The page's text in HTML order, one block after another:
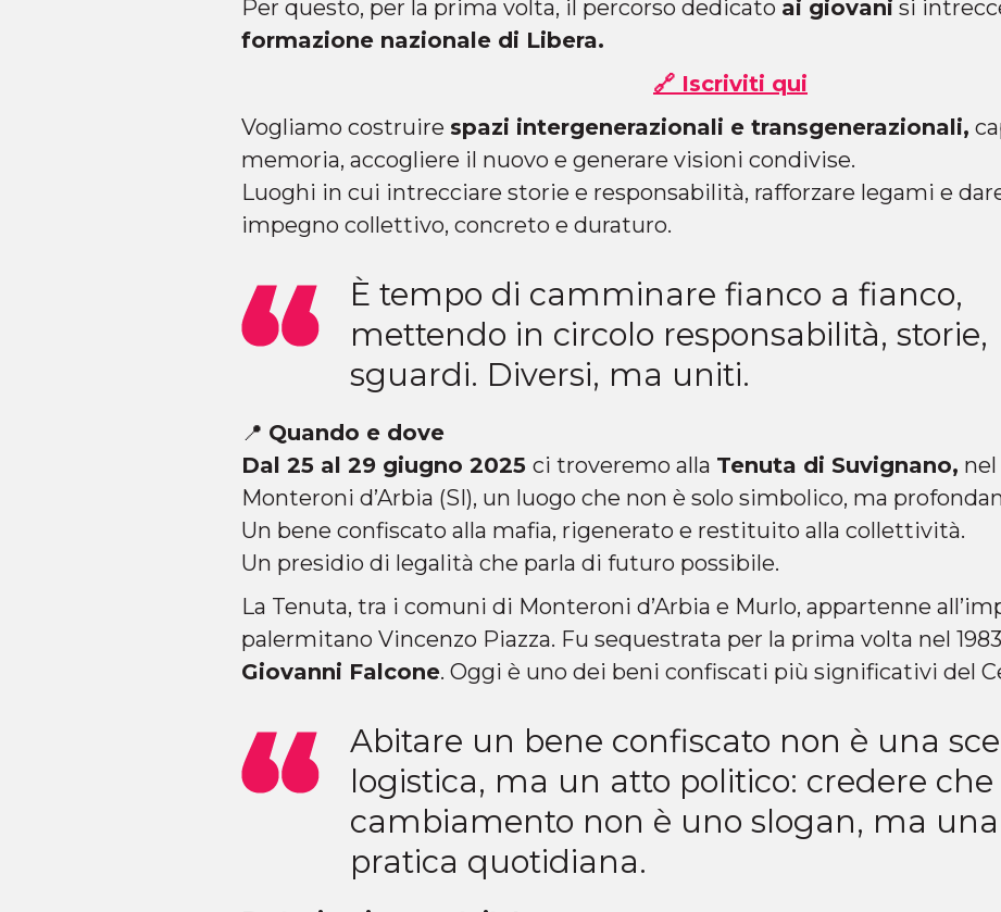
Per questo, per la prima volta, il percorso dedicato ai giovani si
formazione nazionale di Libera.
🔗 Iscriviti qui
Vogliamo costruire spazi intergenerazionali e transgenerazionali,
memoria, accogliere il nuovo e generare visioni condivise.
Luoghi in cui intrecciare storie e responsabilità, rafforzare legami e
impegno collettivo, concreto e duraturo.
È tempo di camminare fianco a fianco,
mettendo in circolo responsabilità, storie,
sguardi. Diversi, ma uniti.
📍 Quando e dove
Dal 25 al 29 giugno 2025 ci troveremo alla Tenuta di Suvignano,
Monteroni d’Arbia (SI), un luogo che non è solo simbolico, ma
Un bene confiscato alla mafia, rigenerato e restituito alla collettività.
Un presidio di legalità che parla di futuro possibile.
La Tenuta, tra i comuni di Monteroni d’Arbia e Murlo, appartenne
palermitano Vincenzo Piazza. Fu sequestrata per la prima volta nel
Giovanni Falcone. Oggi è uno dei beni confiscati più significativi del
Abitare un bene confiscato non è una
logistica, ma un atto politico: credere che
cambiamento non è uno slogan, ma una
pratica quotidiana.